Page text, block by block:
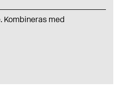
Kombineras med